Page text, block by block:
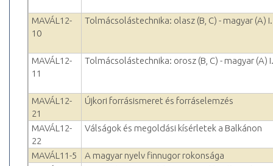
MAVÁL12-
10
Tolmácsolástechnika: olasz (B, C) - magyar (A) I.
MAVÁL12-
11
Tolmácsolástechnika: orosz (B, C) - magyar (A) I.
MAVÁL12-
21
Újkori forrásismeret és forráselemzés
MAVÁL12-
22
Válságok és megoldási kísérletek a Balkánon
MAVÁL11-5
A magyar nyelv finnugor rokonsága